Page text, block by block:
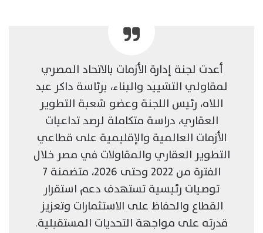
أعدت لجنة إدارة الأزمات بالاتحاد المصري
لمقاولي التشييد والبناء، برئاسة داكر عبد
اللاه، رئيس اللجنة وعضو شعبة التطوير
العقاري، دراسة متكاملة لرصد تداعيات
الأزمات العالمية والإقليمية على قطاعي
التطوير العقاري والمقاولات في مصر خلال
الفترة من 2022 وحتى 2026، متضمنة 7
توصيات رئيسية تستهدف دعم استقرار
القطاع والحفاظ على الاستثمارات وتعزيز
قدرته على مواجهة التحديات المستقبلية.